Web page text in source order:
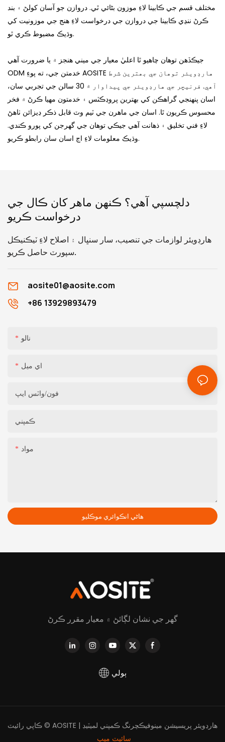
مختلف قسم جي ڪابينا لاءِ موزون بڻائي ٿي. دروازن جو آسان کولڻ ۽ بند
ڪرڻ ننڍي ڪابينا جي دروازن جي درخواست لاءِ هنج جي موزونيت کي
وڌيڪ مضبوط ڪري ٿو.
جيڪڏھن توھان چاھيو ٿا اعليٰ معيار جي ميني ھنجز ۾ يا ضرورت آھي
ODM خدمتن جي، ته پوءِ AOSITE هارڊويئر توھان جي بھترين شرط
آھي. فرنيچر جي هارڊويئر جي پيداوار ۾ 30 سالن جي تجربي سان،
اسان پنهنجي گراهڪن کي بهترين پروڊڪٽس ۽ خدمتون مهيا ڪرڻ ۾ فخر
محسوس ڪريون ٿا. اسان جي ماهرن جي ٽيم وٽ قابل ذڪر ڊيزائن ٺاهڻ
لاءِ فني تخليق ۽ ذهانت آهي جيڪي توهان جي گهرجن کي پورو ڪندي.
وڌيڪ معلومات لاءِ اڄ اسان سان رابطو ڪريو.
دلچسپي آهي؟ ڪنهن ماهر کان ڪال جي
درخواست ڪريو
هارڊويئر لوازمات جي تنصيب، سار سنڀال ۽ اصلاح لاءِ ٽيڪنيڪل
سپورٽ حاصل ڪريو.
aosite01@aosite.com
+86 13929893479
نالو
اي ميل
فون/واٽس ايپ
ڪمپني
مواد
هاڻي انڪوائري موڪليو
گھر جي نشان لڳائڻ ۾ معيار مقرر ڪرڻ
ٻولي
ڪاپي رائيٽ © AOSITE هارڊويئر پريسيشن مينوفيڪچرنگ ڪمپني لميٽيڊ |
سائيٽ ميپ